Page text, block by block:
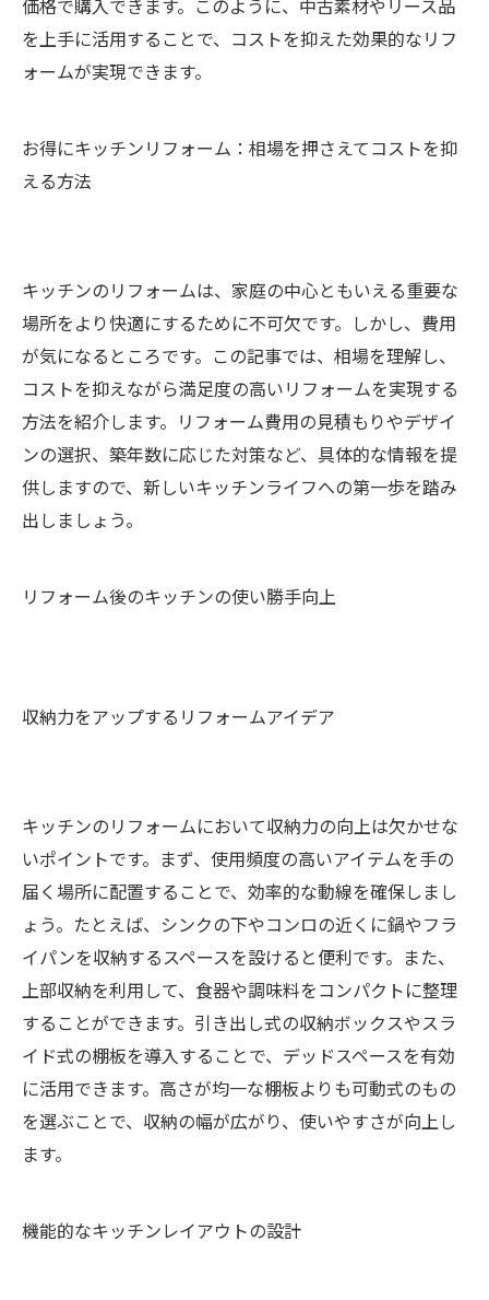
価格で購入できます。このように、中古素材やリース品
を上手に活用することで、コストを抑えた効果的なリフ
ォームが実現できます。
お得にキッチンリフォーム：相場を押さえてコストを抑
える方法
キッチンのリフォームは、家庭の中心ともいえる重要な
場所をより快適にするために不可欠です。しかし、費用
が気になるところです。この記事では、相場を理解し、
コストを抑えながら満足度の高いリフォームを実現する
方法を紹介します。リフォーム費用の見積もりやデザイ
ンの選択、築年数に応じた対策など、具体的な情報を提
供しますので、新しいキッチンライフへの第一歩を踏み
出しましょう。
リフォーム後のキッチンの使い勝手向上
収納力をアップするリフォームアイデア
キッチンのリフォームにおいて収納力の向上は欠かせな
いポイントです。まず、使用頻度の高いアイテムを手の
届く場所に配置することで、効率的な動線を確保しまし
ょう。たとえば、シンクの下やコンロの近くに鍋やフラ
イパンを収納するスペースを設けると便利です。また、
上部収納を利用して、食器や調味料をコンパクトに整理
することができます。引き出し式の収納ボックスやスラ
イド式の棚板を導入することで、デッドスペースを有効
に活用できます。高さが均一な棚板よりも可動式のもの
を選ぶことで、収納の幅が広がり、使いやすさが向上し
ます。
機能的なキッチンレイアウトの設計